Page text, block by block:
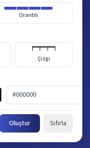
Orantılı
Çizgi
Oluştur Sıfırla